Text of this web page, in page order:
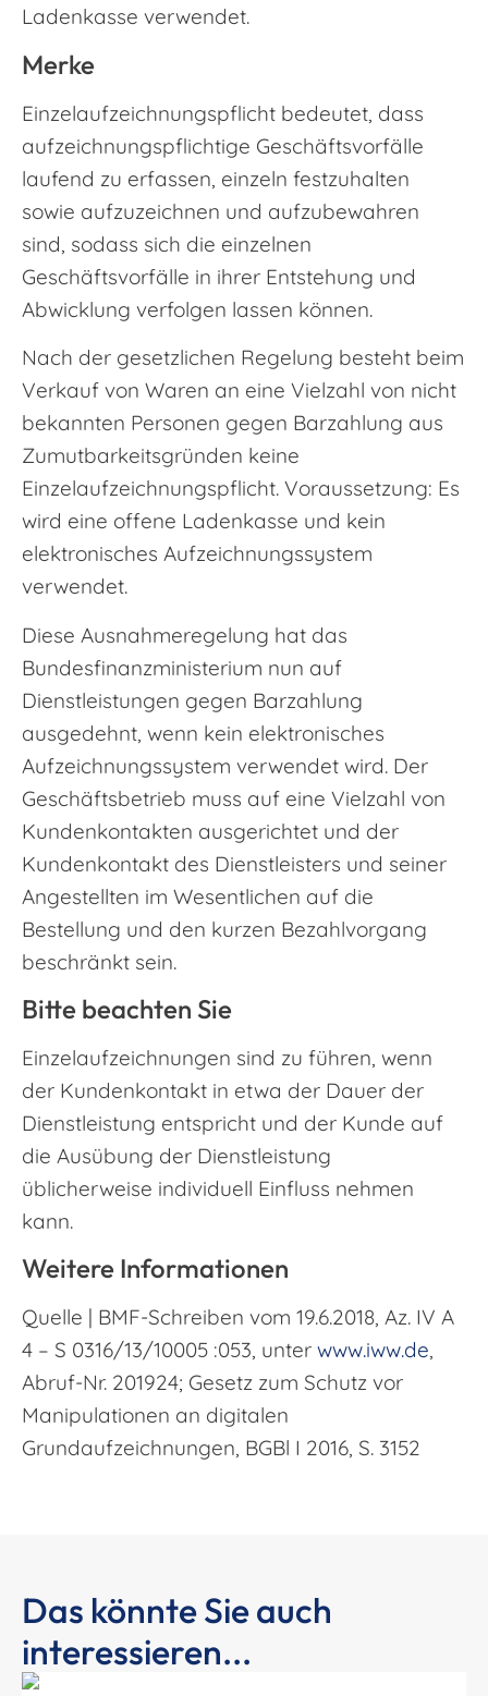
Ladenkasse verwendet.
Merke
Einzelaufzeichnungspflicht bedeutet, dass
aufzeichnungspflichtige Geschäftsvorfälle
laufend zu erfassen, einzeln festzuhalten
sowie aufzuzeichnen und aufzubewahren
sind, sodass sich die einzelnen
Geschäftsvorfälle in ihrer Entstehung und
Abwicklung verfolgen lassen können.
Nach der gesetzlichen Regelung besteht beim
Verkauf von Waren an eine Vielzahl von nicht
bekannten Personen gegen Barzahlung aus
Zumutbarkeitsgründen keine
Einzelaufzeichnungspflicht. Voraussetzung: Es
wird eine offene Ladenkasse und kein
elektronisches Aufzeichnungssystem
verwendet.
Diese Ausnahmeregelung hat das
Bundesfinanzministerium nun auf
Dienstleistungen gegen Barzahlung
ausgedehnt, wenn kein elektronisches
Aufzeichnungssystem verwendet wird. Der
Geschäftsbetrieb muss auf eine Vielzahl von
Kundenkontakten ausgerichtet und der
Kundenkontakt des Dienstleisters und seiner
Angestellten im Wesentlichen auf die
Bestellung und den kurzen Bezahlvorgang
beschränkt sein.
Bitte beachten Sie
Einzelaufzeichnungen sind zu führen, wenn
der Kundenkontakt in etwa der Dauer der
Dienstleistung entspricht und der Kunde auf
die Ausübung der Dienstleistung
üblicherweise individuell Einfluss nehmen
kann.
Weitere Informationen
Quelle | BMF-Schreiben vom 19.6.2018, Az. IV A
4 – S 0316/13/10005 :053, unter www.iww.de,
Abruf-Nr. 201924; Gesetz zum Schutz vor
Manipulationen an digitalen
Grundaufzeichnungen, BGBl I 2016, S. 3152
Das könnte Sie auch
interessieren...